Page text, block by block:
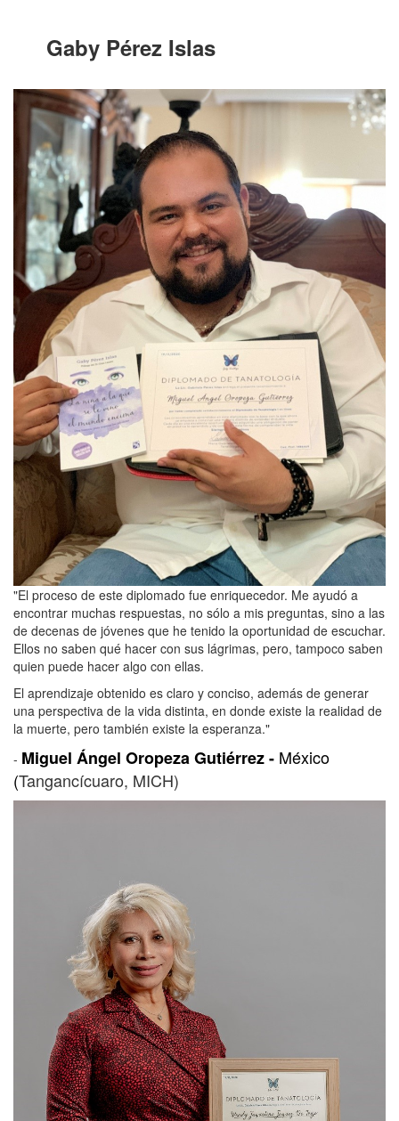
Gaby Pérez Islas
"El proceso de este diplomado fue enriquecedor. Me ayudó a
encontrar muchas respuestas, no sólo a mis preguntas, sino a las
de decenas de jóvenes que he tenido la oportunidad de escuchar.
Ellos no saben qué hacer con sus lágrimas, pero, tampoco saben
quien puede hacer algo con ellas.
El aprendizaje obtenido es claro y conciso, además de generar
una perspectiva de la vida distinta, en donde existe la realidad de
la muerte, pero también existe la esperanza."
- Miguel Ángel Oropeza Gutiérrez - México
(Tangancícuaro, MICH)